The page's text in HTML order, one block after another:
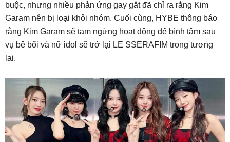
buộc, nhưng nhiều phản ứng gay gắt đã chỉ ra rằng Kim
Garam nên bị loại khỏi nhóm. Cuối cùng, HYBE thông báo
rằng Kim Garam sẽ tạm ngừng hoạt động để bình tâm sau
vụ bê bối và nữ idol sẽ trở lại LE SSERAFIM trong tương
lai.